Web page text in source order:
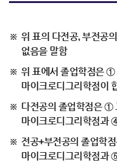
위 표의 다전공, 부전공
없음을 말함
위 표에서 졸업학점은
마이크로디그리학점이
다전공의 졸업학점은
마이크로디그리학점과
전공+부전공의 졸업학
마이크로디그리학점과